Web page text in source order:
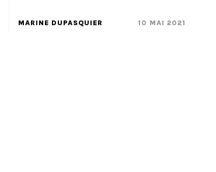
MARINE DUPASQUIER 10 MAI 2021